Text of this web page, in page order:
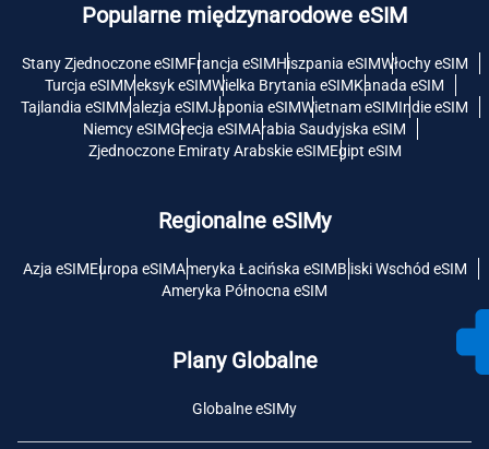
Popularne międzynarodowe eSIM
Stany Zjednoczone eSIMFrancja eSIMHiszpania eSIMWłochy eSIM
Turcja eSIMMeksyk eSIMWielka Brytania eSIMKanada eSIM
Tajlandia eSIMMalezja eSIMJaponia eSIMWietnam eSIMIndie eSIM
Niemcy eSIMGrecja eSIMArabia Saudyjska eSIM
Zjednoczone Emiraty Arabskie eSIMEgipt eSIM
Regionalne eSIMy
Azja eSIMEuropa eSIMAmeryka Łacińska eSIMBliski Wschód eSIM
Ameryka Północna eSIM
Plany Globalne
Globalne eSIMy